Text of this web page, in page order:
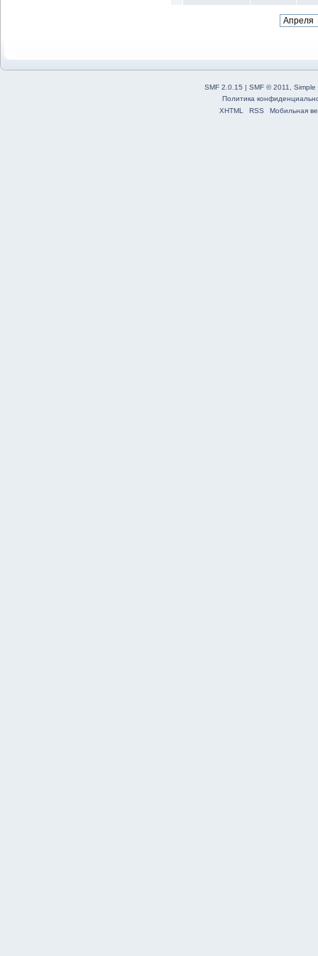
SMF 2.0.15 | SMF © 2011, Simple
Политика
XHTML
RSS Мобильная